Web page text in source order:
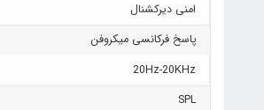
امنی دیرکشنال
پاسخ فرکانسی میکروفن
20Hz-20KHz
SPL